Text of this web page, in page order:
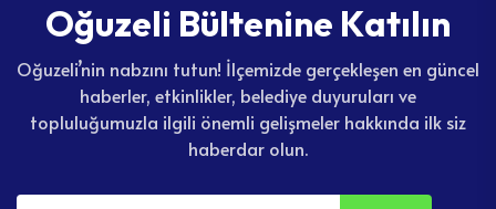
Oğuzeli Bültenine Katılın
Oğuzeli’nin nabzını tutun! İlçemizde gerçekleşen en güncel
haberler, etkinlikler, belediye duyuruları ve
topluluğumuzla ilgili önemli gelişmeler hakkında ilk siz
haberdar olun.